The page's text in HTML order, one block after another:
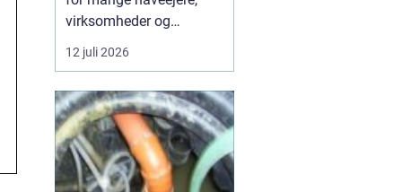
virksomheder og
grundejerforeninger et
nødvendigt skridt for at
sikre og pæne. Når et
træ bliver for højt, sygt
e...
12 juli 2026